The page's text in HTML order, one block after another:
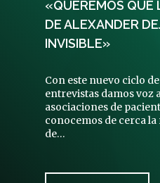
«QUEREMOS QUE
DE ALEXANDER
INVISIBLE»
Con este nuevo ciclo de
entrevistas damos voz
asociaciones de
conocemos de cerca la
de…